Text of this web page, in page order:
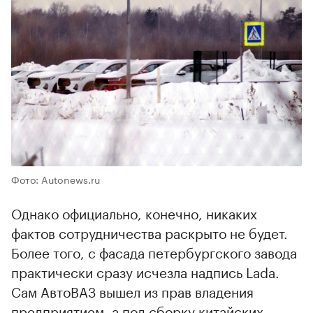
Фото: Autonews.ru
Однако официально, конечно, никаких
фактов сотрудничества раскрыто не будет.
Более того, с фасада петербургского завода
практически сразу исчезла надпись Lada.
Сам АвтоВАЗ вышел из прав владения